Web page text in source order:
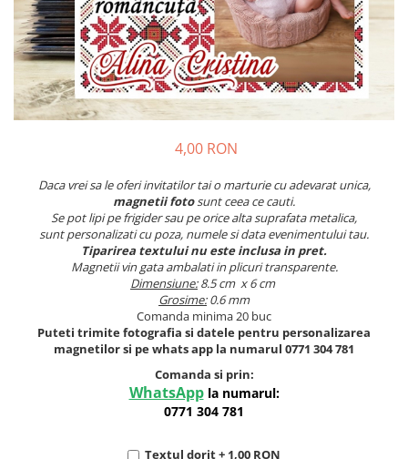
Meniuri & nr de BOTEZ
Plicuri si cartoane pentru INVITATII
TAVA pentru MOT
Cruciulite de BOTEZ
Baloane & decoratiuni BOTEZ
Trusouri & Lumanari Botez
Pahare Miri & Nasi
Cocarde nunta
Inmormatare/pomana
Meniuri pentru NUNTA
4,00 RON
Daca vrei sa le oferi invitatilor tai o marturie cu adevarat unica,
magnetii fotosunt ceea ce cauti.
Se pot lipi pe frigider sau pe orice alta suprafata metalica,
sunt personalizati cu poza, numele si data evenimentului tau.
Tiparirea textului nu este inclusa in pret.
Magnetii vin gata ambalati in plicuri transparente.
Dimensiune:8.5 cm x 6 cm
Grosime:0.6 mm
Comanda minima 20 buc
Puteti trimite fotografia si datele pentru personalizarea
magnetilor si pe whats app la numarul 0771 304 781
Comanda si prin:
WhatsApp la numarul:
0771 304 781
Textul dorit + 1,00 RON